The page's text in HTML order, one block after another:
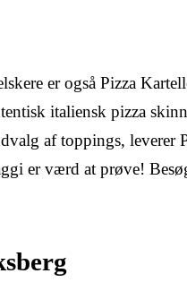
er også Pizza
italiensk pizza
af toppings, leverer
er værd at prøve!